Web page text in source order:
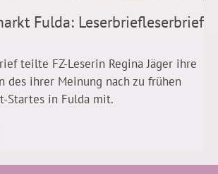
Fulda: Leserbriefleserbrief
teilte FZ-Leserin Regina Jäger ihre
des ihrer Meinung nach zu frühen
Startes in Fulda mit.